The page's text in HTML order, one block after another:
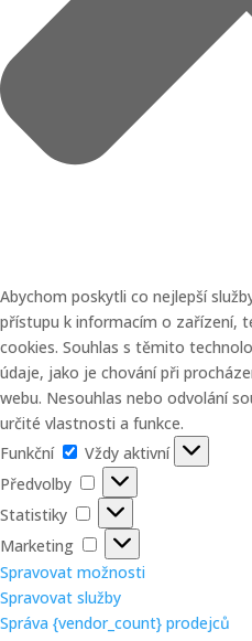
Abychom poskytli co nejlepší
přístupu k informacím o zařízení,
cookies. Souhlas s těmito
údaje, jako je chování při
webu. Nesouhlas nebo odvolání
určité vlastnosti a funkce.
Funkční
Funkční
Vždy aktivní
Předvolby
Předvolby
Statistiky
Statistiky
Marketing
Marketing
Spravovat možnosti
Spravovat služby
Správa {vendor_count} prodejců